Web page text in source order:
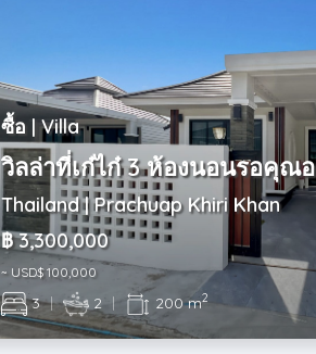
ซื้อ | Villa
วิลล่าที่เก๋ไก๋ 3 ห้องนอนรอคุณ
Thailand | Prachuap Khiri Khan
฿ 3,300,000
~ USD$ 100,000
3 | 2 | 200 m2